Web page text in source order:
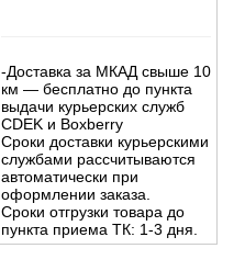
-Доставка за МКАД свыше 10
км — бесплатно до пункта
выдачи курьерских служб
CDEK и Boxberry
Сроки доставки курьерскими
службами рассчитываются
автоматически при
оформлении заказа.
Сроки отгрузки товара до
пункта приема ТК: 1-3 дня.